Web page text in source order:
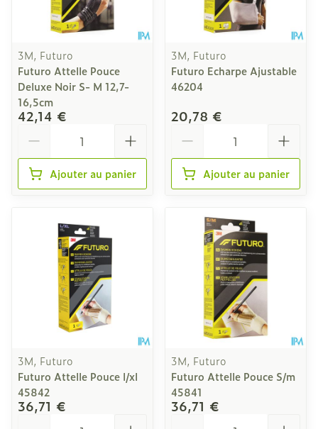
3M, Futuro
Futuro Attelle Pouce
Deluxe Noir S- M 12,7-
16,5cm
42,14 €
Ajouter au panier
3M, Futuro
Futuro Echarpe Ajustable
46204
20,78 €
Ajouter au panier
3M, Futuro
Futuro Attelle Pouce l/xl
45842
36,71 €
3M, Futuro
Futuro Attelle Pouce S/m
45841
36,71 €